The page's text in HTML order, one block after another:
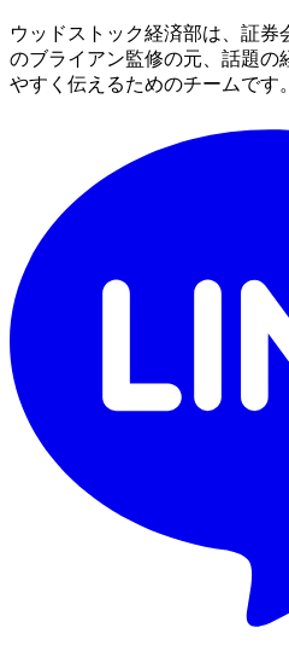
ウッドストック経済部は、証
のブライアン監修の元、話題の
やすく伝えるためのチームです。